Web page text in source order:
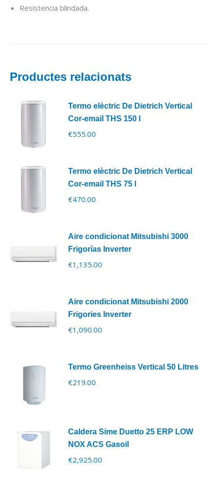
Resistencia blindada.
Productes relacionats
Termo elèctric De Dietrich Vertical
Cor-email THS 150 l
€555.00
Termo elèctric De Dietrich Vertical
Cor-email THS 75 l
€470.00
Aire condicionat Mitsubishi 3000
Frigorías Inverter
€1,135.00
Aire condicionat Mitsubishi 2000
Frigories Inverter
€1,090.00
Termo Greenheiss Vertical 50 Litres
€219.00
Caldera Sime Duetto 25 ERP LOW
NOX ACS Gasoil
€2,925.00